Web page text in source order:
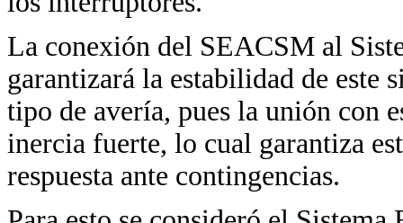
La conexión del SEACSM al
garantizará la estabilidad de este
tipo de avería, pues la unión con
inercia fuerte, lo cual garantiza
respuesta ante contingencias.